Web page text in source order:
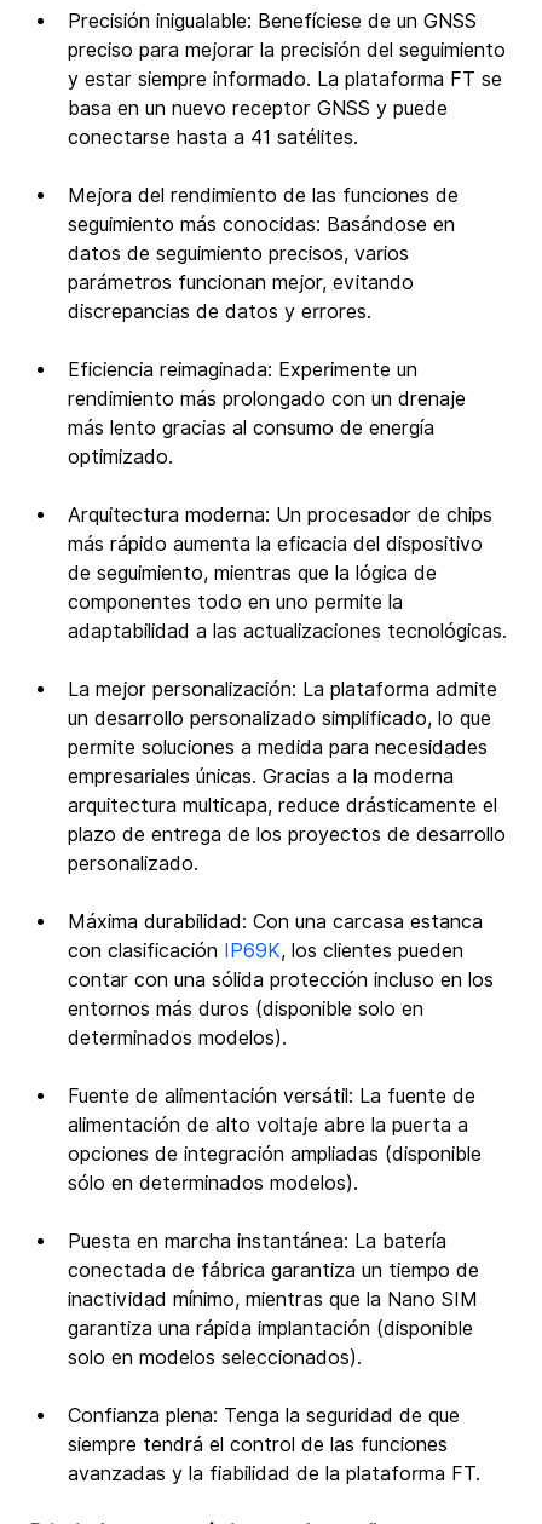
Precisión inigualable: Benefíciese de un GNSS
preciso para mejorar la precisión del seguimiento
y estar siempre informado. La plataforma FT se
basa en un nuevo receptor GNSS y puede
conectarse hasta a 41 satélites.
Mejora del rendimiento de las funciones de
seguimiento más conocidas: Basándose en
datos de seguimiento precisos, varios
parámetros funcionan mejor, evitando
discrepancias de datos y errores.
Eficiencia reimaginada: Experimente un
rendimiento más prolongado con un drenaje
más lento gracias al consumo de energía
optimizado.
Arquitectura moderna: Un procesador de chips
más rápido aumenta la eficacia del dispositivo
de seguimiento, mientras que la lógica de
componentes todo en uno permite la
adaptabilidad a las actualizaciones tecnológicas.
La mejor personalización: La plataforma admite
un desarrollo personalizado simplificado, lo que
permite soluciones a medida para necesidades
empresariales únicas. Gracias a la moderna
arquitectura multicapa, reduce drásticamente el
plazo de entrega de los proyectos de desarrollo
personalizado.
Máxima durabilidad: Con una carcasa estanca
con clasificación IP69K, los clientes pueden
contar con una sólida protección incluso en los
entornos más duros (disponible solo en
determinados modelos).
Fuente de alimentación versátil: La fuente de
alimentación de alto voltaje abre la puerta a
opciones de integración ampliadas (disponible
sólo en determinados modelos).
Puesta en marcha instantánea: La batería
conectada de fábrica garantiza un tiempo de
inactividad mínimo, mientras que la Nano SIM
garantiza una rápida implantación (disponible
solo en modelos seleccionados).
Confianza plena: Tenga la seguridad de que
siempre tendrá el control de las funciones
avanzadas y la fiabilidad de la plataforma FT.